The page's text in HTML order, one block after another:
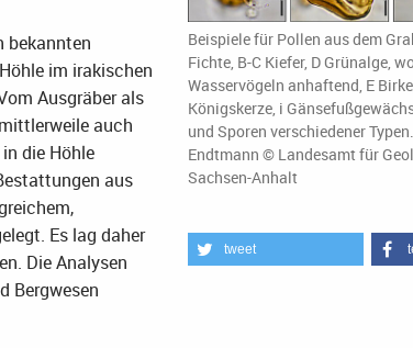
bekannten
im irakischen
Ausgräber als
auch
die Höhle
aus
Es lag daher
Die Analysen
Bergwesen
Beispiele für Pollen aus dem
Fichte, B-C Kiefer, D Grünalge,
Wasservögeln anhaftend, E
Königskerze, i
und Sporen verschiedener
Endtmann © Landesamt für
Sachsen-Anhalt
tweet